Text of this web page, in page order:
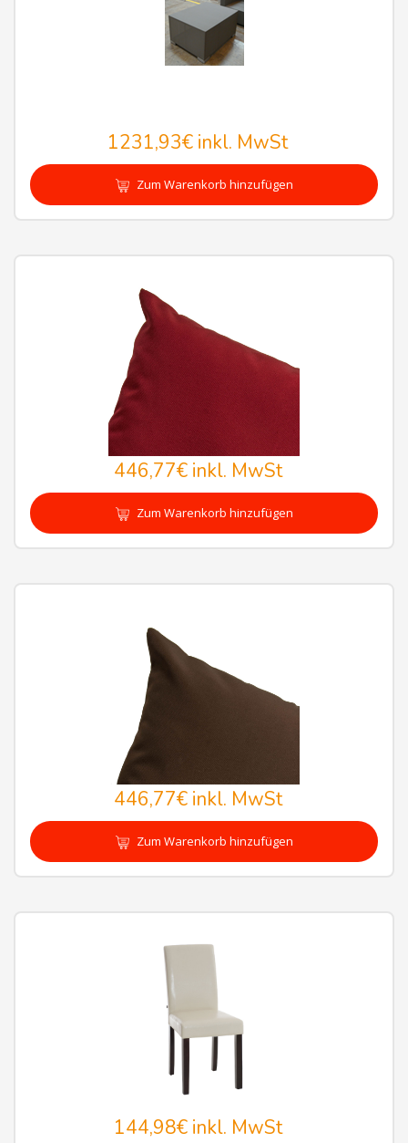
1231,93€ inkl. MwSt
Zum Warenkorb hinzufügen
446,77€inkl. MwSt
Zum Warenkorb hinzufügen
446,77€inkl. MwSt
Zum Warenkorb hinzufügen
144,98€inkl. MwSt